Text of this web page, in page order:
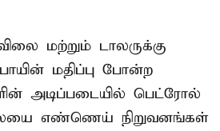
மற்றும் டாலருக்கு
மதிப்பு போன்ற
அடிப்படையில் பெட்ரோல்
எண்ணெய் நிறுவனங்கள்